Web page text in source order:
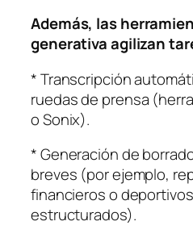
Además, las
generativa agilizan
* Transcripción
ruedas de prensa
o Sonix).
* Generación de
breves (por ejemplo,
financieros o
estructurados).